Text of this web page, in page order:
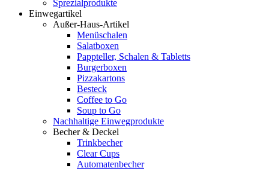
Sprezialprodukte
Einwegartikel
Außer-Haus-Artikel
Menüschalen
Salatboxen
Pappteller, Schalen & Tabletts
Burgerboxen
Pizzakartons
Besteck
Coffee to Go
Soup to Go
Nachhaltige Einwegprodukte
Becher & Deckel
Trinkbecher
Clear Cups
Automatenbecher